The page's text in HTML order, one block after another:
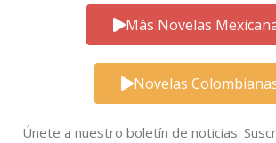
Más Novelas
Novelas
Únete a nuestro boletín de noticias.